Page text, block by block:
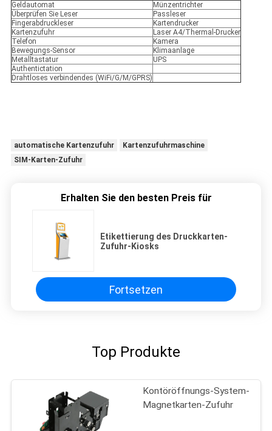
Geldautomat
Münzentrichter
Überprüfen Sie Leser
Passleser
Fingerabdruckleser
Kartendrucker
Kartenzufuhr
Laser A4/Thermal-Drucker
Telefon
Kamera
Bewegungs-Sensor
Klimaanlage
Metalltastatur
UPS
Authentictation
Drahtloses verbindendes (WiFi/G/M/GPRS)
automatische Kartenzufuhr
Kartenzufuhrmaschine
SIM-Karten-Zufuhr
Erhalten Sie den besten Preis für
Etikettierung des Druckkarten-
Zufuhr-Kiosks
Fortsetzen
Top Produkte
Kontöröffnungs-System-
Magnetkarten-Zufuhr